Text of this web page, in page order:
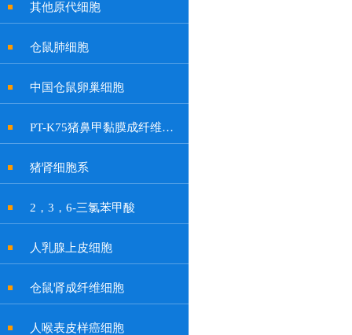
其他原代细胞
仓鼠肺细胞
中国仓鼠卵巢细胞
PT-K75猪鼻甲黏膜成纤维贴壁细胞系
猪肾细胞系
2，3，6-三氯苯甲酸
人乳腺上皮细胞
仓鼠肾成纤维细胞
人喉表皮样癌细胞